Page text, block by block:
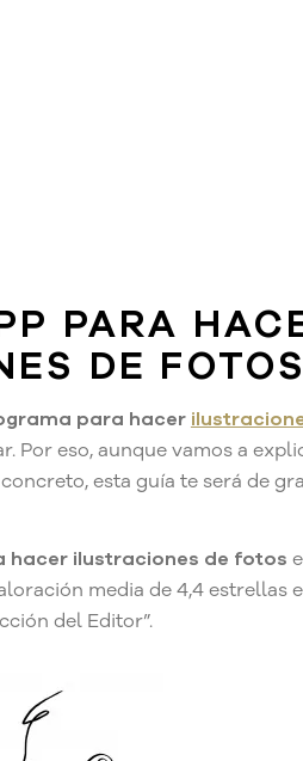
PARA
DE
para hacer
Por eso, aunque vamos a
esta guía te será de
hacer ilustraciones de fotos
media de 4,4 estrellas
del Editor”.